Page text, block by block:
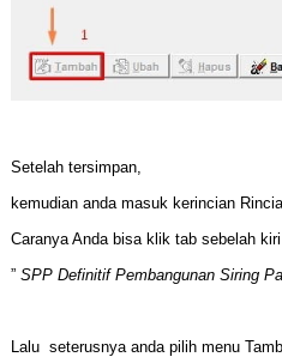
Setelah tersimpan,
kemudian anda masuk kerincian
Caranya Anda bisa klik tab sebelah
” SPP Definitif Pembangunan Siring
Lalu seterusnya anda pilih menu